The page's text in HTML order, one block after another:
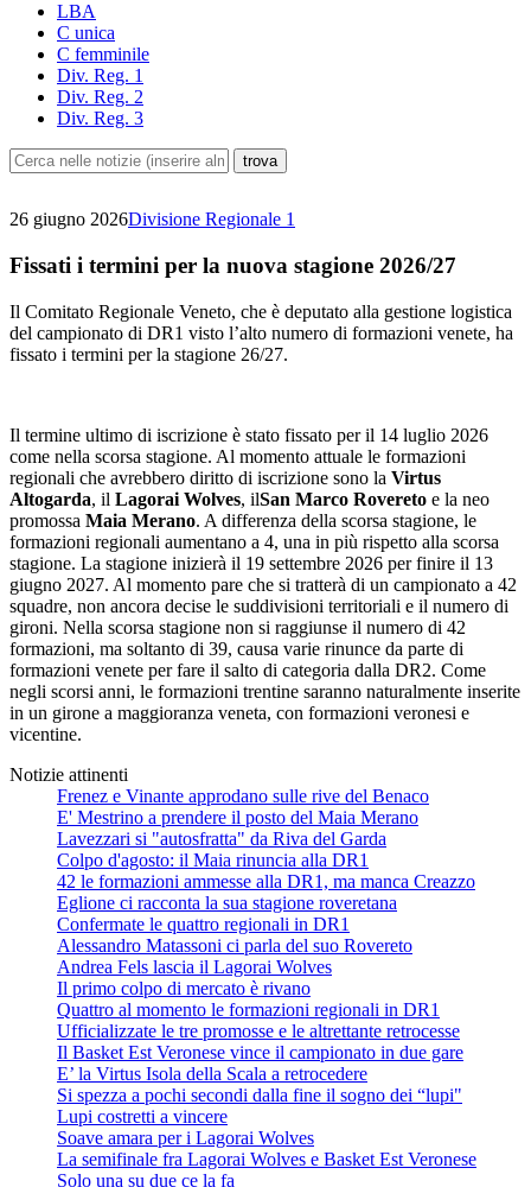
LBA
C unica
C femminile
Div. Reg. 1
Div. Reg. 2
Div. Reg. 3
26 giugno 2026Divisione Regionale 1
Fissati i termini per la nuova stagione 2026/27
Il Comitato Regionale Veneto, che è deputato alla gestione logistica
del campionato di DR1 visto l’alto numero di formazioni venete, ha
fissato i termini per la stagione 26/27.
Il termine ultimo di iscrizione è stato fissato per il 14 luglio 2026
come nella scorsa stagione. Al momento attuale le formazioni
regionali che avrebbero diritto di iscrizione sono la Virtus
Altogarda, il Lagorai Wolves, ilSan Marco Rovereto e la neo
promossa Maia Merano. A differenza della scorsa stagione, le
formazioni regionali aumentano a 4, una in più rispetto alla scorsa
stagione. La stagione inizierà il 19 settembre 2026 per finire il 13
giugno 2027. Al momento pare che si tratterà di un campionato a 42
squadre, non ancora decise le suddivisioni territoriali e il numero di
gironi. Nella scorsa stagione non si raggiunse il numero di 42
formazioni, ma soltanto di 39, causa varie rinunce da parte di
formazioni venete per fare il salto di categoria dalla DR2. Come
negli scorsi anni, le formazioni trentine saranno naturalmente inserite
in un girone a maggioranza veneta, con formazioni veronesi e
vicentine.
Notizie attinenti
Frenez e Vinante approdano sulle rive del Benaco
E' Mestrino a prendere il posto del Maia Merano
Lavezzari si "autosfratta" da Riva del Garda
Colpo d'agosto: il Maia rinuncia alla DR1
42 le formazioni ammesse alla DR1, ma manca Creazzo
Eglione ci racconta la sua stagione roveretana
Confermate le quattro regionali in DR1
Alessandro Matassoni ci parla del suo Rovereto
Andrea Fels lascia il Lagorai Wolves
Il primo colpo di mercato è rivano
Quattro al momento le formazioni regionali in DR1
Ufficializzate le tre promosse e le altrettante retrocesse
Il Basket Est Veronese vince il campionato in due gare
E’ la Virtus Isola della Scala a retrocedere
Si spezza a pochi secondi dalla fine il sogno dei “lupi"
Lupi costretti a vincere
Soave amara per i Lagorai Wolves
La semifinale fra Lagorai Wolves e Basket Est Veronese
Solo una su due ce la fa